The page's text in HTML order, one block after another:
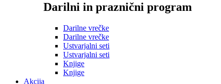
Darilni in praznični program
Darilne vrečke
Darilne vrečke
Ustvarjalni seti
Ustvarjalni seti
Knjige
Knjige
Akcija